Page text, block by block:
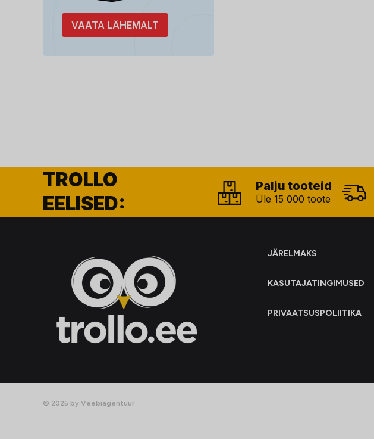
VAATA LÄHEMALT
TROLLO
EELISED:
Palju tooteid
Üle 15 000 toote
JÄRELMAKS
KASUTAJATINGIMUSED
PRIVAATSUSPOLIITIKA
© 2025 by Veebiagentuur